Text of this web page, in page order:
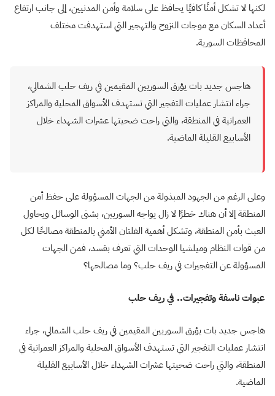
لكنها لا تشكل أمنًا كافيًا يحافظ على سلامة وأمن المدنيين، إلى جانب ارتفاع
أعداد السكان مع موجات النزوح والتهجير التي استهدفت مختلف
المحافظات السورية.
هاجس جديد بات يؤرق السوريين المقيمين في ريف حلب الشمالي،
جراء انتشار عمليات التفجير التي تستهدف الأسواق المحلية والمراكز
العمرانية في المنطقة، والتي راحت ضحيتها عشرات الشهداء خلال
الأسابيع القليلة الماضية.
وعلى الرغم من الجهود المبذولة من الجهات المسؤولة على حفظ أمن
المنطقة إلا أن هناك خطرًا لا زال يواجه السوريين، بشتى الوسائل ويحاول
العبث بأمن المنطقة، وتشكل أهمية الفلتان الأمني بالمنطقة مصالحًا لكل
من قوات النظام وميلشيا الوحدات التي تعرف بقسد، فمن الجهات
المسؤولة عن التفجيرات في ريف حلب؟ وما مصالحها؟
عبوات ناسفة وتفجيرات.. في ريف حلب
هاجس جديد بات يؤرق السوريين المقيمين في ريف حلب الشمالي، جراء
انتشار عمليات التفجير التي تستهدف الأسواق المحلية والمراكز العمرانية في
المنطقة، والتي راحت ضحيتها عشرات الشهداء خلال الأسابيع القليلة
الماضية.